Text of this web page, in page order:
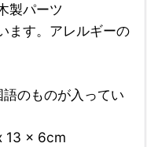
製パーツ
ます。アレルギーの
のものが入ってい
13 x 6cm